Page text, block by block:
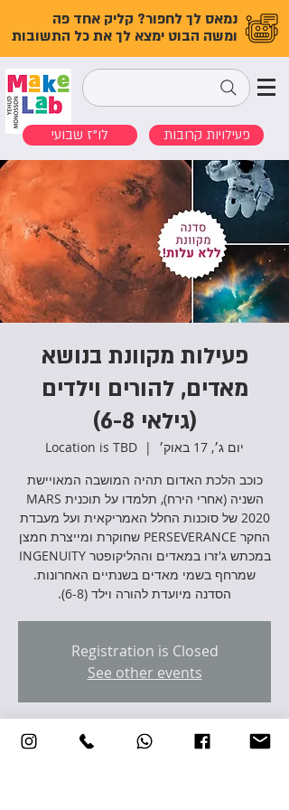
נמאס לך לחפור? קליק אחד פה
ומשה הבוט ימצא לך את כל התשובות
לו"ז שבועי פעילויות קרובות
פעילות מקוונת בנושא
מאדים, להורים וילדים
(גילאי 6-8)
יום ג׳, 17 באוק׳
  |
Location is TBD
כוכב הלכת האדום תהיה המושבה המאויישת
השניה (אחרי הירח), תלמדו על תוכנית MARS
2020 של סוכנות החלל האמריקאית ועל מעבדת
החקר PERSEVERANCE שחוקרת ומייצרת חמצן
במכתש ג'זרו במאדים וההליקופטר INGENUITY
שמרחף בשמי מאדים בשנתיים האחרונות.
הסדנה מיועדת להורה וילד (6-8).
Registration is Closed
See other events
זמן ומיקום